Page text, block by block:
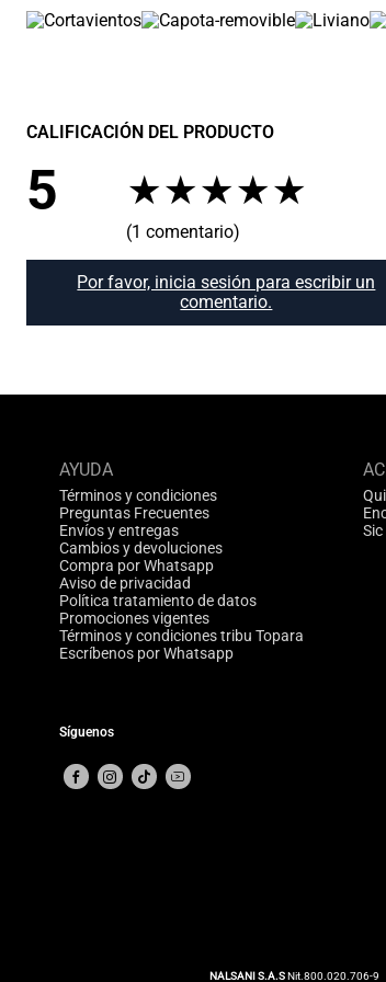
CALIFICACIÓN DEL PRODUCTO
★★★★★
5
(1 comentario)
Por favor, inicia sesión para escribir un
comentario.
AYUDA
Términos y condiciones
Preguntas Frecuentes
Envíos y entregas
Cambios y devoluciones
Compra por Whatsapp
Aviso de privacidad
Política tratamiento de datos
Promociones vigentes
Términos y condiciones tribu Topara
Escríbenos por Whatsapp
Sic
Síguenos
NALSANI S.A.SNit.800.020.706-9